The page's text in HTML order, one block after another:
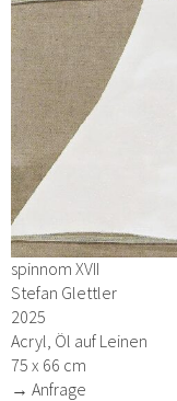
spinnom XVII
Stefan Glettler
2025
Acryl, Öl auf Leinen
75 x 66 cm
→ Anfrage